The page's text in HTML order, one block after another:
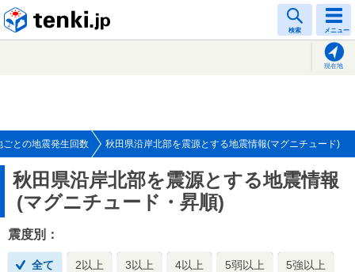
検索 メニュー
現在地
ごとの地震発生回数 秋田県沿岸北部を震源とする地震情報(マグニチュード)
秋田県沿岸北部を震源とする地震情報
(マグニチュード・昇順)
震度別：
全て 2以上 3以上 4以上 5弱以上 5強以上